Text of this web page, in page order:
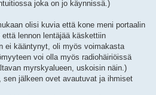
joka on jo käynnissä.)
olisi kuvia että kone meni portaalin
lennon lentäjää käskettiin
ei kääntynyt, oli myös voimakasta
voi olla myös radiohäiriöissä
myrskyalueen, uskoisin näin.)
jälkeen ovet avautuvat ja ihmiset